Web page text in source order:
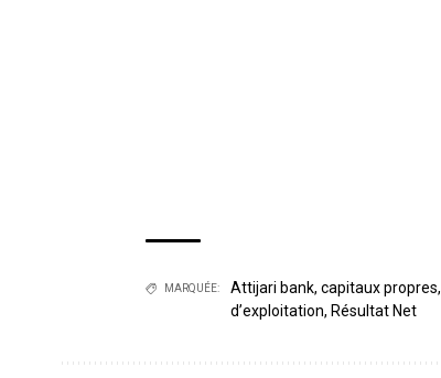
MARQUÉE: Attijari bank, capitaux propres,
d’exploitation, Résultat Net